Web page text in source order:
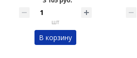
шт
В корзину